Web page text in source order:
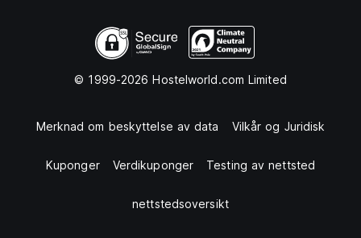
© 1999-2026 Hostelworld.com Limited
Merknad om beskyttelse av data Vilkår og Juridisk
Kuponger Verdikuponger Testing av nettsted
nettstedsoversikt